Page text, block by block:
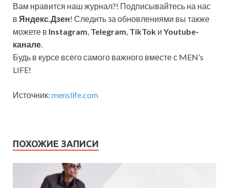
Вам нравится наш журнал?! Подписывайтесь на нас
в Яндекс.Дзен! Следить за обновлениями вы также
можете в Instagram Telegram TikTok и Youtube-
канале
Будь в курсе всего самого важного вместе с MEN’s
LIFE!
Источник: menslife.com
ПОХОЖИЕ ЗАПИСИ